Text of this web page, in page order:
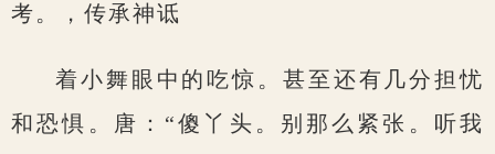
考。，传承神诋
着小舞眼中的吃惊。甚至还有几分担忧
和恐惧。唐：“傻丫头。别那么紧张。听我